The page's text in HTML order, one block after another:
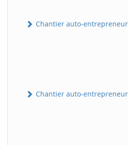
Chantier auto-
Chantier auto-